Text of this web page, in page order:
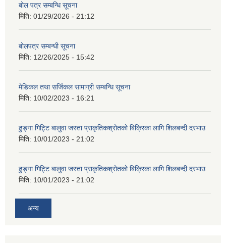
बोल पत्र सम्बन्धि सूचना
मिति: 01/29/2026 - 21:12
बोलपत्र सम्बन्धी सूचना
मिति: 12/26/2025 - 15:42
मेडिकल तथा सर्जिकल सामाग्री सम्बन्धि सूचना
मिति: 10/02/2023 - 16:21
ढुङ्गा गिट्टि बालुवा जस्ता प्राकृतिकश्रोतको बिक्रिका लागि शिलबन्दी दरभाउ
मिति: 10/01/2023 - 21:02
ढुङ्गा गिट्टि बालुवा जस्ता प्राकृतिकश्रोतको बिक्रिका लागि शिलबन्दी दरभाउ
मिति: 10/01/2023 - 21:02
अन्य